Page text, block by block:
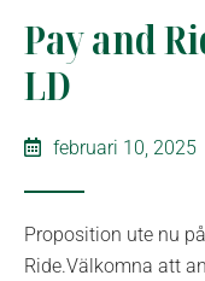
Pay and
LD
februari 10, 2025
Proposition ute nu
Ride.Välkomna att